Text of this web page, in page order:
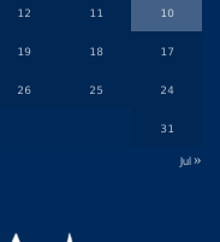
10
11
12
17
18
19
24
25
26
31
« Jul